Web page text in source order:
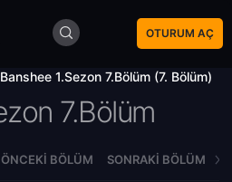
OTURUM AÇ
Banshee 1.Sezon 7.Bölüm (7. Bölüm)
7.Bölüm
ÖNCEKI BÖLÜM SONRAKI BÖLÜM